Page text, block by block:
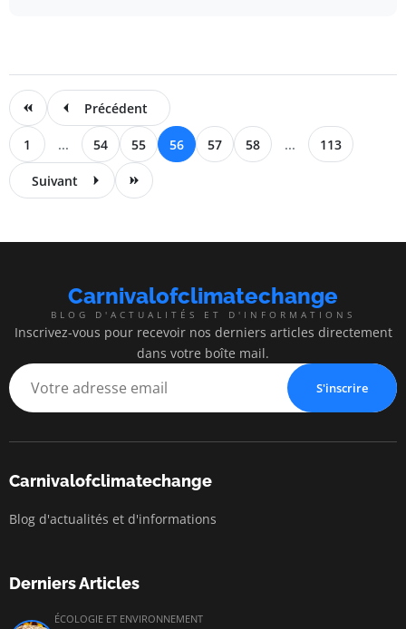
Précédent
1 ... 54 55 56 57 58 ... 113
Suivant
Carnivalofclimatechange
BLOG D'ACTUALITÉS ET D'INFORMATIONS
Inscrivez-vous pour recevoir nos derniers articles directement
dans votre boîte mail.
S'inscrire
Carnivalofclimatechange
Blog d'actualités et d'informations
Derniers Articles
ÉCOLOGIE ET ENVIRONNEMENT